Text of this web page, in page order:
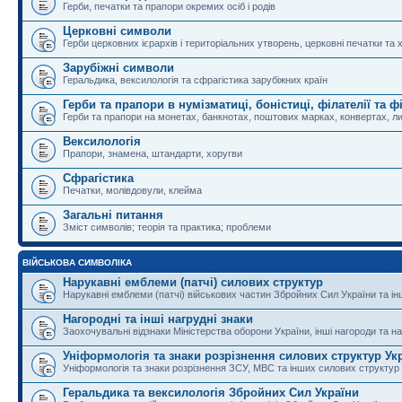
Герби, печатки та прапори окремих осіб і родів
Церковні символи
Герби церковних ієрархів і територіальних утворень, церковні печатки та
Зарубіжні символи
Геральдика, вексилологія та сфрагістика зарубіжних країн
Герби та прапори в нумізматиці, боністиці, філателії та
Герби та прапори на монетах, банкнотах, поштових марках, конвертах,
Вексилологія
Прапори, знамена, штандарти, хоругви
Сфрагістика
Печатки, молівдовули, клейма
Загальні питання
Зміст символів; теорія та практика; проблеми
ВІЙСЬКОВА СИМВОЛІКА
Нарукавні емблеми (патчі) силових структур
Нарукавні емблеми (патчі) військових частин Збройних Сил України та
Нагородні та інші нагрудні знаки
Заохочувальні відзнаки Міністерства оборони України, інші нагороди та
Уніформологія та знаки розрізнення силових структур
Уніформологія та знаки розрізнення ЗСУ, МВС та інших силових структур
Геральдика та вексилологія Збройних Сил України